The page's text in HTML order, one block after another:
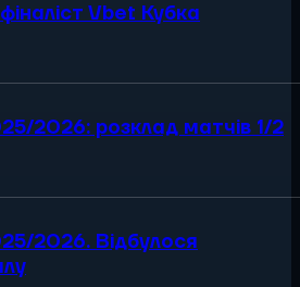
Vbet Кубка
2026: розклад матчів 1/2
2026. Відбулося